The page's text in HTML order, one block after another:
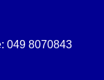
049 8070843